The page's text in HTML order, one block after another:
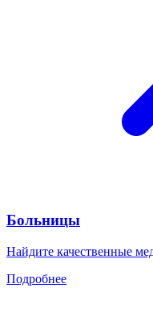
Больницы
Найдите качественные
Подробнее